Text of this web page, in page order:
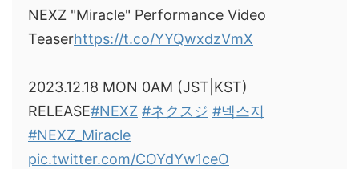
NEXZ "Miracle" Performance Video
Teaserhttps://t.co/YYQwxdzVmX
2023.12.18 MON 0AM (JST|KST)
RELEASE#NEXZ #ネクスジ #넥스지
#NEXZ_Miracle
pic.twitter.com/COYdYw1ceO